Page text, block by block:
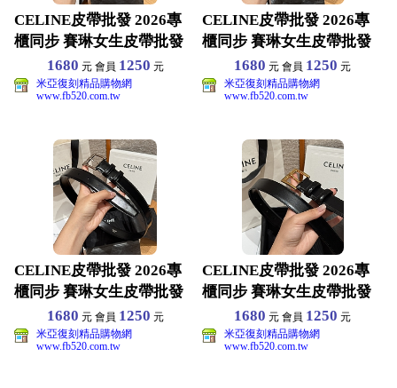
CELINE皮帶批發 2026專
櫃同步 賽琳女生皮帶批發
原版真皮材質
1680 元 會員 1250 元
米亞復刻精品購物網
www.fb520.com.tw
CELINE皮帶批發 2026專
櫃同步 賽琳女生皮帶批發
原版真皮材質
1680 元 會員 1250 元
米亞復刻精品購物網
www.fb520.com.tw
CELINE皮帶批發 2026專
櫃同步 賽琳女生皮帶批發
原版真皮材質
1680 元 會員 1250 元
米亞復刻精品購物網
www.fb520.com.tw
CELINE皮帶批發 2026專
櫃同步 賽琳女生皮帶批發
原版真皮材質
1680 元 會員 1250 元
米亞復刻精品購物網
www.fb520.com.tw